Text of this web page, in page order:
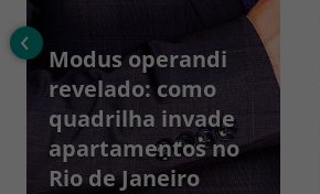
Modus operandi
revelado: como
quadrilha invade
apartamentos no
Rio de Janeiro
‹